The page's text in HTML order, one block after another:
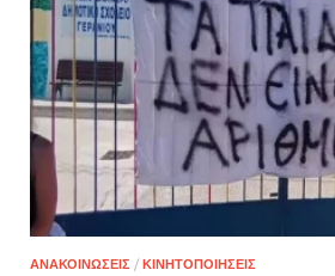
ΑΝΑΚΟΙΝΩΣΕΙΣ / ΚΙΝΗΤΟΠΟΙΗΣΕΙΣ